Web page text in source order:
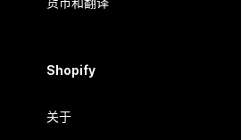
Shopify
关于